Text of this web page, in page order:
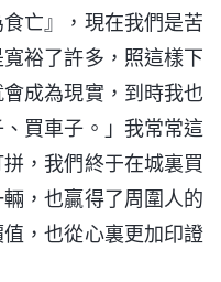
亡』，現在我們是苦
裕了許多，照這樣下
成為現實，到時我也
買車子。」我常常這
，我們終于在城裏買
，也贏得了周圍人的
，也從心裏更加印證